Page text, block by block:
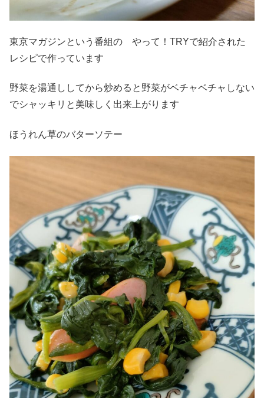
東京マガジンという番組の やって！TRYで紹介された
レシピで作っています
野菜を湯通ししてから炒めると野菜がベチャベチャしない
でシャッキリと美味しく出来上がります
ほうれん草のバターソテー